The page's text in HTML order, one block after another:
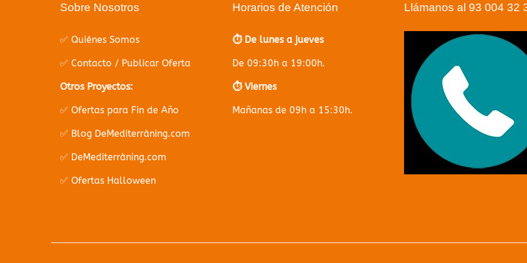
Sobre Nosotros
✅ Quiénes Somos
✅ Contacto / Publicar Oferta
Otros Proyectos:
✅ Ofertas para Fin de Año
✅ Blog DeMediterràning.com
✅ DeMediterràning.com
✅ Ofertas Halloween
Horarios de Atención
⏱️ De lunes a jueves
De 09:30h a 19:00h.
⏱️ Viernes
Mañanas de 09h a 15:30h.
Llámanos al 93 004 32